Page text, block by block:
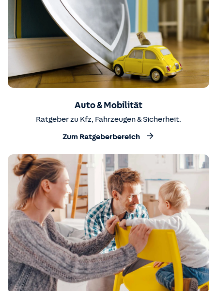
Auto & Mobilität
Ratgeber zu Kfz, Fahrzeugen & Sicherheit.
Zum Ratgeberbereich